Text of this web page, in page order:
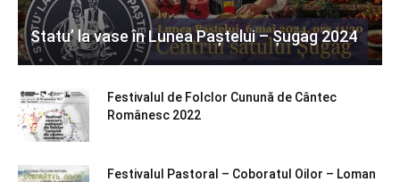
Statu’ la vase în Lunea Paștelui – Șugag 2024
Festivalul de Folclor Cunună de Cântec
Românesc 2022
Festivalul Pastoral – Coboratul Oilor – Loman